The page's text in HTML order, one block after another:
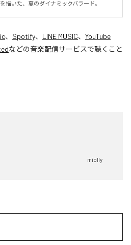
描いた、夏のダイナミックバラード。
、 Spotify、 LINE MUSIC、 YouTube
などの音楽配信サービスで聴くこと
miolly